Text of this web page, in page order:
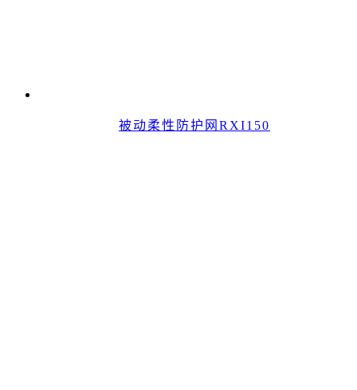
被动柔性防护网RXI150